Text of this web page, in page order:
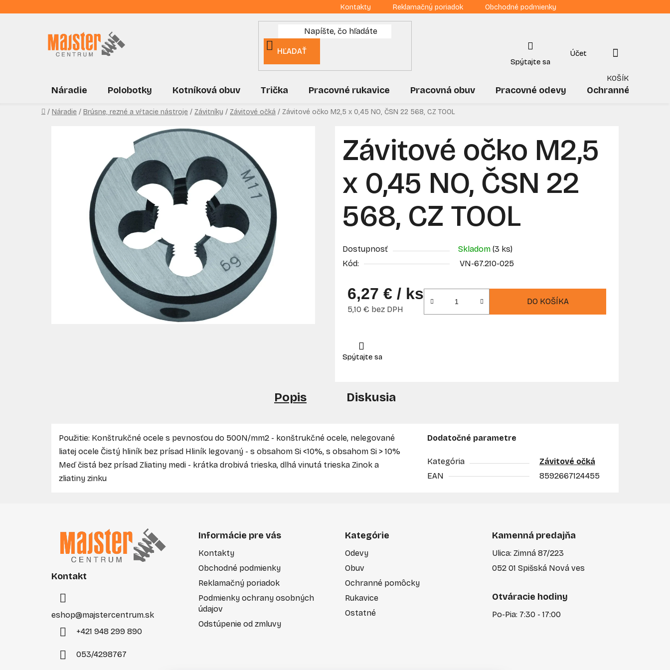
na
Kontakty Reklamačný poriadok Obchodné podmienky
HĽADAŤ
NÁKUPNÝ
KOŠÍK
Náradie Polobotky Kotníková obuv Trička Pracovné rukavice Pracovná obuv Pracovné odevy Ochranné
Domov
/ Náradie / Brúsne, rezné a vŕtacie nástroje / Závitníky / Závitové očká / Závitové očko M2,5 x 0,45 NO, ČSN 22 568, CZ TOOL
Závitové očko M2,5
x 0,45 NO, ČSN 22
568, CZ TOOL
Dostupnosť Skladom (3 ks)
Kód:
VN-67.210-025
6,27 € / ks
5,10 € bez DPH
DO KOŠÍKA
Popis Diskusia
Použitie: Konštrukčné ocele s pevnosťou do 500N/mm2 - konštrukčné ocele, nelegované
liatej ocele Čistý hliník bez prísad Hliník legovaný - s obsahom Si <10%, s obsahom Si > 10%
Meď čistá bez prísad Zliatiny medi - krátka drobivá trieska, dlhá vinutá trieska Zinok a
zliatiny zinku
Dodatočné parametre
Kategória
Závitové očká
EAN
8592667124455
Kontakt
eshop@majstercentrum.sk
+421 948 299 890
053/4298767
Informácie pre vás
Kontakty
Obchodné podmienky
Reklamačný poriadok
Podmienky ochrany osobných
údajov
Odstúpenie od zmluvy
Kategórie
Odevy
Obuv
Ochranné pomôcky
Rukavice
Ostatné
Kamenná predajňa
Ulica: Zimná 87/223
052 01 Spišská Nová ves
Otváracie hodiny
Po-Pia: 7:30 - 17:00